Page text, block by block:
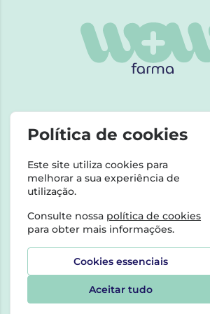
Política de cookies
Este site utiliza cookies para
melhorar a sua experiência de
utilização.
Consulte nossa política de cookies
para obter mais informações.
Cookies essenciais
Aceitar tudo